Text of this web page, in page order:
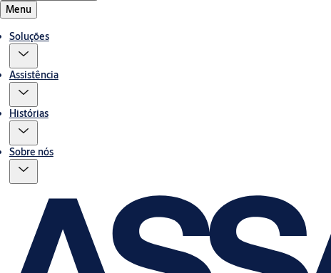
Menu
Soluções
Assistência
Histórias
Sobre nós